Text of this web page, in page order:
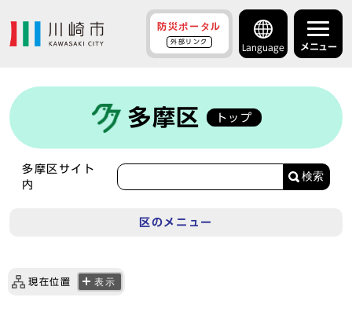
防災ポータル
外部リンク
Language メニュー
多摩区 トップ
多摩区サイト
内
検索
区のメニュー
現在位置 表示